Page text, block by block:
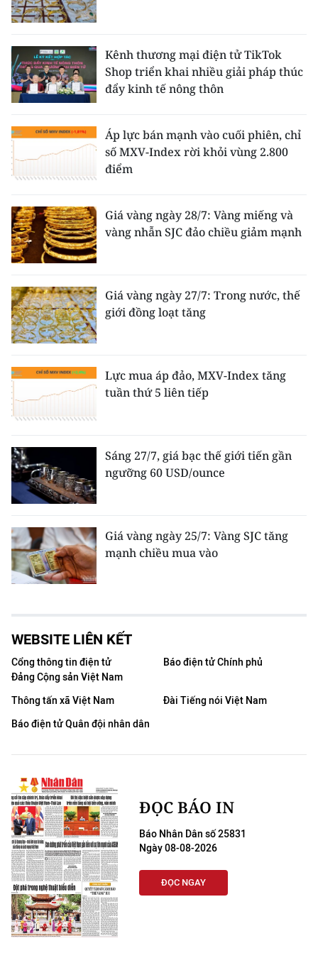
Kênh thương mại điện tử TikTok
Shop triển khai nhiều giải pháp thúc
đẩy kinh tế nông thôn
Áp lực bán mạnh vào cuối phiên, chỉ
số MXV-Index rời khỏi vùng 2.800
điểm
Giá vàng ngày 28/7: Vàng miếng và
vàng nhẫn SJC đảo chiều giảm mạnh
Giá vàng ngày 27/7: Trong nước, thế
giới đồng loạt tăng
Lực mua áp đảo, MXV-Index tăng
tuần thứ 5 liên tiếp
Sáng 27/7, giá bạc thế giới tiến gần
ngưỡng 60 USD/ounce
Giá vàng ngày 25/7: Vàng SJC tăng
mạnh chiều mua vào
WEBSITE LIÊN KẾT
Cổng thông tin điện tử
Đảng Cộng sản Việt Nam
Báo điện tử Chính phủ
Thông tấn xã Việt Nam
Đài Tiếng nói Việt Nam
Báo điện tử Quân đội nhân dân
ĐỌC BÁO IN
Báo Nhân Dân số 25831
Ngày 08-08-2026
ĐỌC NGAY